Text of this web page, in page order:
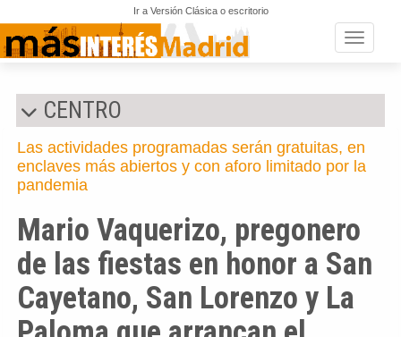
Ir a Versión Clásica o escritorio
Toggle
CENTRO
Las actividades programadas serán gratuitas, en
enclaves más abiertos y con aforo limitado por la
pandemia
Mario Vaquerizo, pregonero
de las fiestas en honor a San
Cayetano, San Lorenzo y La